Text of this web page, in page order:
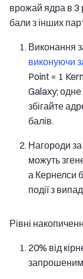
врожай ядра в 3
бали з інших
Виконання
виконуючи
Point = 1
Galaxy;
збігайте
балів.
Нагороди
можуть
а Кернелси
події з
Рівні
20% від